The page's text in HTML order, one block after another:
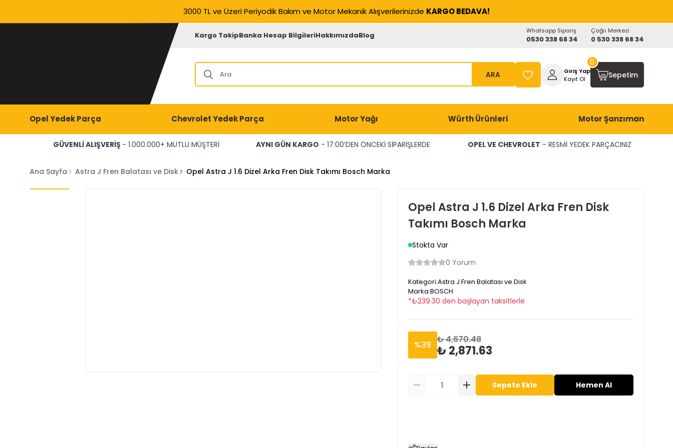
3000 TL ve Üzeri Periyodik Bakım ve Motor Mekanik Alışverilerinizde KARGO BEDAVA!
Kargo TakipBanka Hesap BilgileriHakkımızdaBlog Whatsapp Sipariş
0530 338 68 34
Çağrı Merkezi
0 530 338 68 34
ARA
Giriş Yap
Kayıt Ol
Sepetim
0
Opel Yedek Parça Chevrolet Yedek Parça Motor Yağı Würth Ürünleri Motor Şanzıman
GÜVENLİ ALIŞVERİŞ - 1.000.000+ MUTLU MÜŞTERİ AYNI GÜN KARGO - 17:00’DEN ÖNCEKİ SİPARİŞLERDE OPEL VE CHEVROLET - RESMİ YEDEK PARÇACINIZ
Ana Sayfa Astra J Fren Balatası ve Disk Opel Astra J 1.6 Dizel Arka Fren Disk Takımı Bosch Marka
Opel Astra J 1.6 Dizel Arka Fren Disk
Takımı Bosch Marka
Stokta Var
0 Yorum
Kategori:Astra J Fren Balatası ve Disk
Marka:BOSCH
*₺239.30 den başlayan taksitlerle
%39 ₺ 4,670.48
₺ 2,871.63
Sepete Ekle Hemen Al